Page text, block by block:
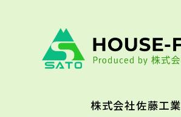
株式会社佐藤工業